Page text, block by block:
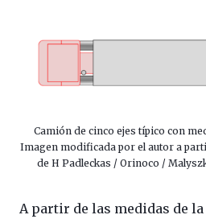
Camión de cinco ejes típico con
Imagen modificada por el autor a
de H Padleckas / Orinoco /
A partir de las medidas de